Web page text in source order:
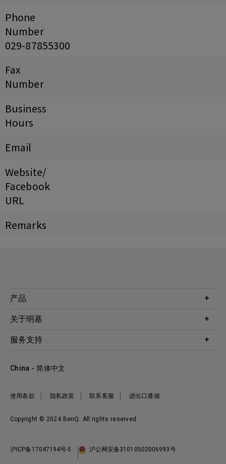
Phone
Number
029-87855300
Fax
Number
Business
Hours
Email
Website/
Facebook
URL
Remarks
产品
投影机
WiT智能灯
关于明基
公司简介
企业社会责任
服务支持
档案下载与常见问题
Copyright © 2024 BenQ. All rights reserved.
使用条款 隐私政策 联系客服 进出口遵循
China - 简体中文
沪ICP备17047194号-5 沪公网安备31010502006993号